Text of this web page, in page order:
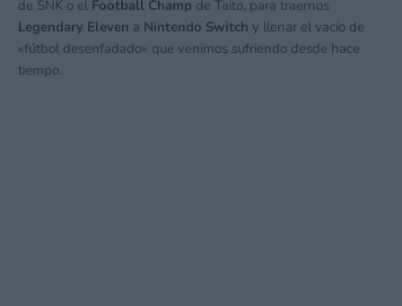
de SNK o el Football Champ de Taito, para traernos
Legendary Eleven a Nintendo Switch y llenar el vacío de
«fútbol desenfadado» que venimos sufriendo desde hace
tiempo.